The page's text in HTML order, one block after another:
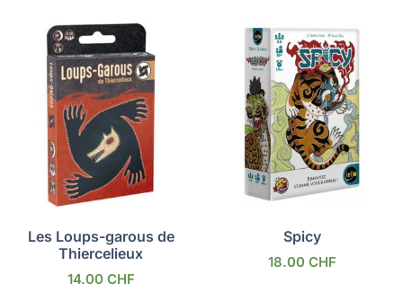
Les Loups-garous de
Thiercelieux
14.00 CHF
Spicy
18.00 CHF